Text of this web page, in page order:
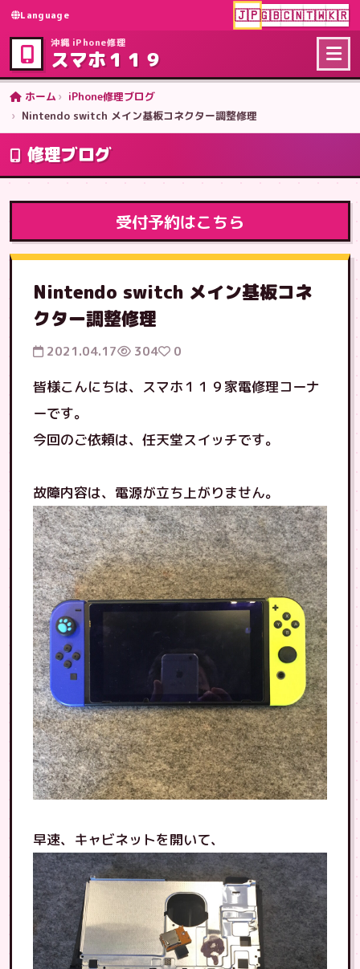
Language 🇯🇵🇬🇧🇨🇳🇹🇼🇰🇷
沖縄 iPhone修理
スマホ１１９
ホーム
iPhone修理ブログ
Nintendo switch メイン基板コネクター調整修理
修理ブログ
受付予約はこちら
Nintendo switch メイン基板コネ
クター調整修理
2021.04.17 304 0
皆様こんにちは、スマホ１１９家電修理コーナ
ーです。
今回のご依頼は、任天堂スイッチです。
故障内容は、電源が立ち上がりません。
早速、キャビネットを開いて、